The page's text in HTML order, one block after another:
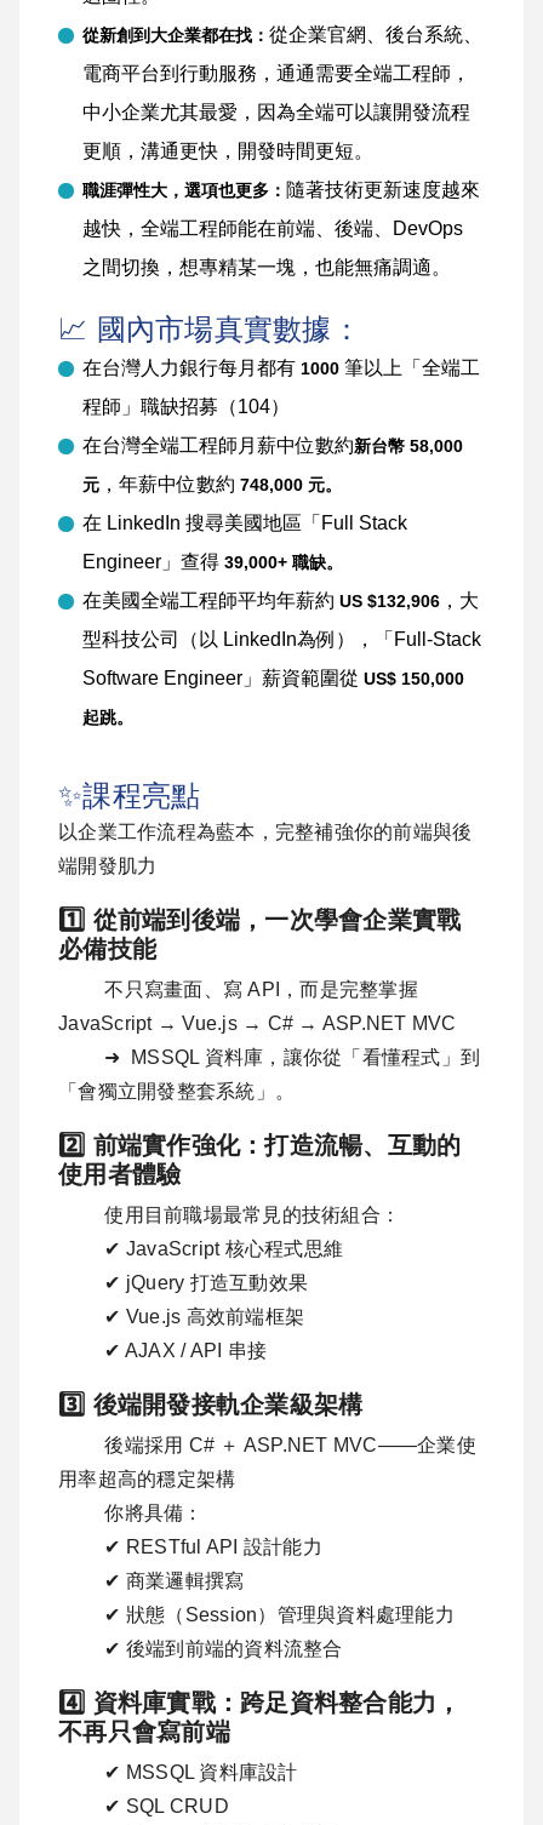
從新創到大企業都在找： 從企業官網、後台系統、
電商平台到行動服務，通通需要全端工程師，
中小企業尤其最愛，因為全端可以讓開發流程
更順，溝通更快，開發時間更短。
職涯彈性大，選項也更多： 隨著技術更新速度越來
越快，全端工程師能在前端、後端、DevOps
之間切換，想專精某一塊，也能無痛調適。
📈 國內市場真實數據：
在台灣人力銀行每月都有 1000 筆以上「全端工
程師」職缺招募（104）
在台灣全端工程師月薪中位數約新台幣 58,000
元 ，年薪中位數約 748,000 元。
在 LinkedIn 搜尋美國地區「Full Stack
Engineer」查得 39,000+ 職缺。
在美國全端工程師平均年薪約 US $132,906 ，大
型科技公司（以 LinkedIn為例），「Full-Stack
Software Engineer」薪資範圍從 US$ 150,000
起跳。
✨課程亮點
以企業工作流程為藍本，完整補強你的前端與後
端開發肌力
1️⃣ 從前端到後端，一次學會企業實戰
必備技能
不只寫畫面、寫 API，而是完整掌握
JavaScript → Vue.js → C# → ASP.NET MVC
➜ MSSQL 資料庫，讓你從「看懂程式」到
「會獨立開發整套系統」。
2️⃣ 前端實作強化：打造流暢、互動的
使用者體驗
使用目前職場最常見的技術組合：
✔ JavaScript 核心程式思維
✔ jQuery 打造互動效果
✔ Vue.js 高效前端框架
✔ AJAX / API 串接
3️⃣ 後端開發接軌企業級架構
後端採用 C# ＋ ASP.NET MVC——企業使
用率超高的穩定架構
你將具備：
✔ RESTful API 設計能力
✔ 商業邏輯撰寫
✔ 狀態（Session）管理與資料處理能力
✔ 後端到前端的資料流整合
4️⃣ 資料庫實戰：跨足資料整合能力，
不再只會寫前端
✔ MSSQL 資料庫設計
✔ SQL CRUD